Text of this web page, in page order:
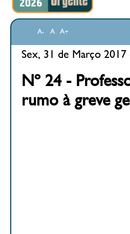
A- A A+
Sex, 31 de Março 2017
Nº 24 -
rumo à greve